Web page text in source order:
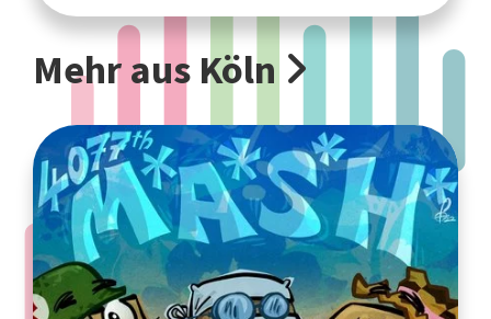
Mehr aus Köln